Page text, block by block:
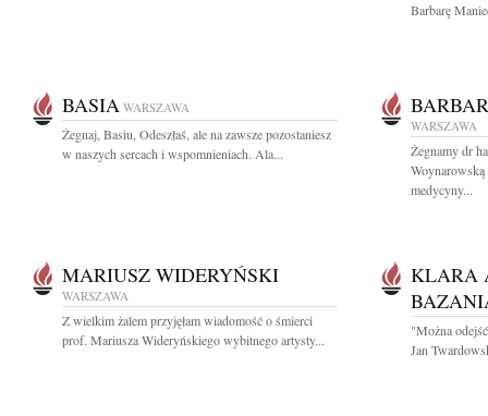
Barbarę
BASIA WARSZAWA
Żegnaj, Basiu, Odeszłaś, ale na zawsze pozostaniesz
w naszych sercach i wspomnieniach. Ala...
WARSZAWA
Żegnamy dr
Woynarowską
medycyny...
MARIUSZ WIDERYŃSKI
WARSZAWA
Z wielkim żalem przyjęłam wiadomość o śmierci
prof. Mariusza Wideryńskiego wybitnego artysty...
KLARA
"Można
Jan